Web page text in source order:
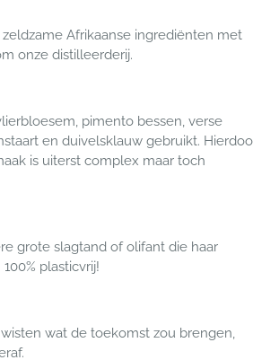
Afrikaanse ingrediënten met
onze distilleerderij.
pimento bessen, verse
en duivelsklauw gebruikt.
is uiterst complex maar toch
grote slagtand of olifant die haar
plasticvrij!
wat de toekomst zou brengen,